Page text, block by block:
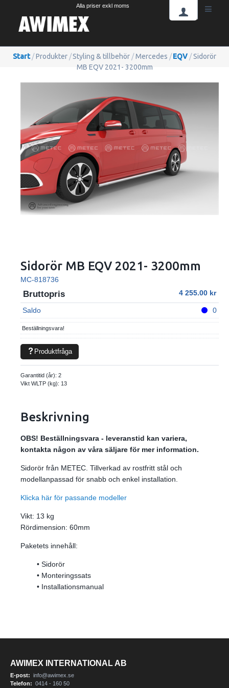
Alla priser exkl moms
Start /Produkter /Styling & tillbehör /Mercedes / EQV /Sidorör
MB EQV 2021- 3200mm
Sidorör MB EQV 2021- 3200mm
MC-818736
Bruttopris 4 255.00
Saldo 0
Beställningsvara!
Produktfråga
Garantitid (år): 2
Vikt WLTP (kg): 13
Beskrivning
OBS! Beställningsvara - leveranstid kan variera,
kontakta någon av våra säljare för mer information.
Sidorör från METEC. Tillverkad av rostfritt stål och
modellanpassad för snabb och enkel installation.
Klicka här för passande modeller
Vikt: 13 kg
Rördimension: 60mm
Paketets innehåll:
• Sidorör
• Monteringssats
• Installationsmanual
AWIMEX INTERNATIONAL AB
E-post: info@awimex.se
Telefon: 0414 - 160 50